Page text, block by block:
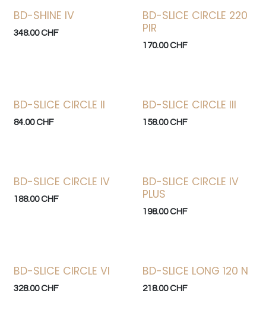
BD-SHINE IV
348.00CHF
BD-SLICE CIRCLE 220
PIR
170.00CHF
BD-SLICE CIRCLE II
84.00CHF
BD-SLICE CIRCLE III
158.00CHF
BD-SLICE CIRCLE IV
188.00CHF
BD-SLICE CIRCLE IV
PLUS
198.00CHF
BD-SLICE CIRCLE VI
328.00CHF
BD-SLICE LONG 120 N
218.00CHF